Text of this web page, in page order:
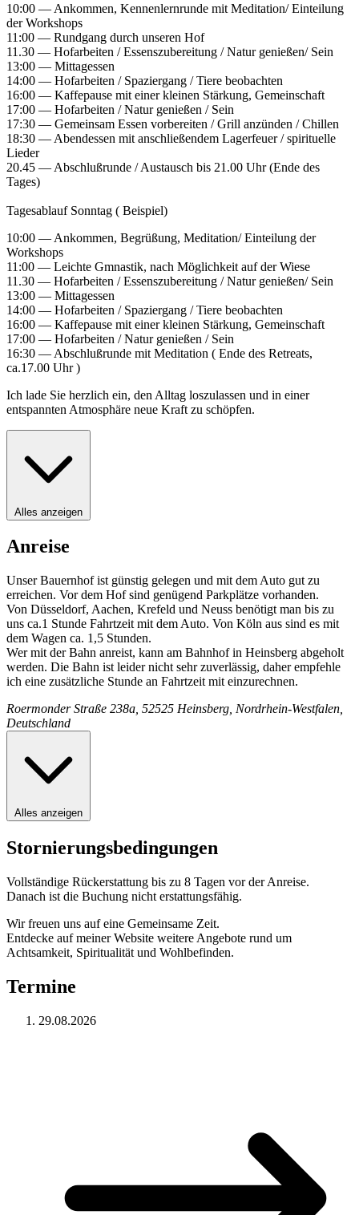
10:00 — Ankommen, Kennenlernrunde mit Meditation/ Einteilung
der Workshops
11:00 — Rundgang durch unseren Hof
11.30 — Hofarbeiten / Essenszubereitung / Natur genießen/ Sein
13:00 — Mittagessen
14:00 — Hofarbeiten / Spaziergang / Tiere beobachten
16:00 — Kaffepause mit einer kleinen Stärkung, Gemeinschaft
17:00 — Hofarbeiten / Natur genießen / Sein
17:30 — Gemeinsam Essen vorbereiten / Grill anzünden / Chillen
18:30 — Abendessen mit anschließendem Lagerfeuer / spirituelle
Lieder
20.45 — Abschlußrunde / Austausch bis 21.00 Uhr (Ende des
Tages)
Tagesablauf Sonntag ( Beispiel)
10:00 — Ankommen, Begrüßung, Meditation/ Einteilung der
Workshops
11:00 — Leichte Gmnastik, nach Möglichkeit auf der Wiese
11.30 — Hofarbeiten / Essenszubereitung / Natur genießen/ Sein
13:00 — Mittagessen
14:00 — Hofarbeiten / Spaziergang / Tiere beobachten
16:00 — Kaffepause mit einer kleinen Stärkung, Gemeinschaft
17:00 — Hofarbeiten / Natur genießen / Sein
16:30 — Abschlußrunde mit Meditation ( Ende des Retreats,
ca.17.00 Uhr )
Ich lade Sie herzlich ein, den Alltag loszulassen und in einer
entspannten Atmosphäre neue Kraft zu schöpfen.
Alles anzeigen
Anreise
Unser Bauernhof ist günstig gelegen und mit dem Auto gut zu
erreichen. Vor dem Hof sind genügend Parkplätze vorhanden.
Von Düsseldorf, Aachen, Krefeld und Neuss benötigt man bis zu
uns ca.1 Stunde Fahrtzeit mit dem Auto. Von Köln aus sind es mit
dem Wagen ca. 1,5 Stunden.
Wer mit der Bahn anreist, kann am Bahnhof in Heinsberg abgeholt
werden. Die Bahn ist leider nicht sehr zuverlässig, daher empfehle
ich eine zusätzliche Stunde an Fahrtzeit mit einzurechnen.
Roermonder Straße 238a, 52525 Heinsberg, Nordrhein-Westfalen,
Deutschland
Alles anzeigen
Stornierungsbedingungen
Vollständige Rückerstattung bis zu 8 Tagen vor der Anreise.
Danach ist die Buchung nicht erstattungsfähig.
Wir freuen uns auf eine Gemeinsame Zeit.
Entdecke auf meiner Website weitere Angebote rund um
Achtsamkeit, Spiritualität und Wohlbefinden.
Termine
29.08.2026